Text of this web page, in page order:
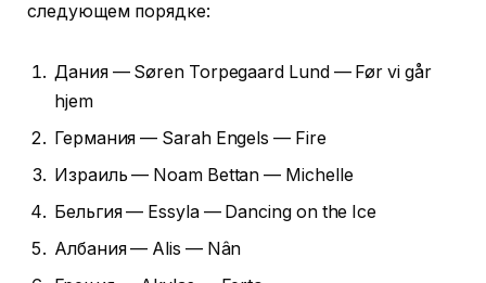
следующем порядке:
Дания — Søren Torpegaard Lund — Før vi går
hjem
Германия — Sarah Engels — Fire
Израиль — Noam Bettan — Michelle
Бельгия — Essyla — Dancing on the Ice
Албания — Alis — Nân